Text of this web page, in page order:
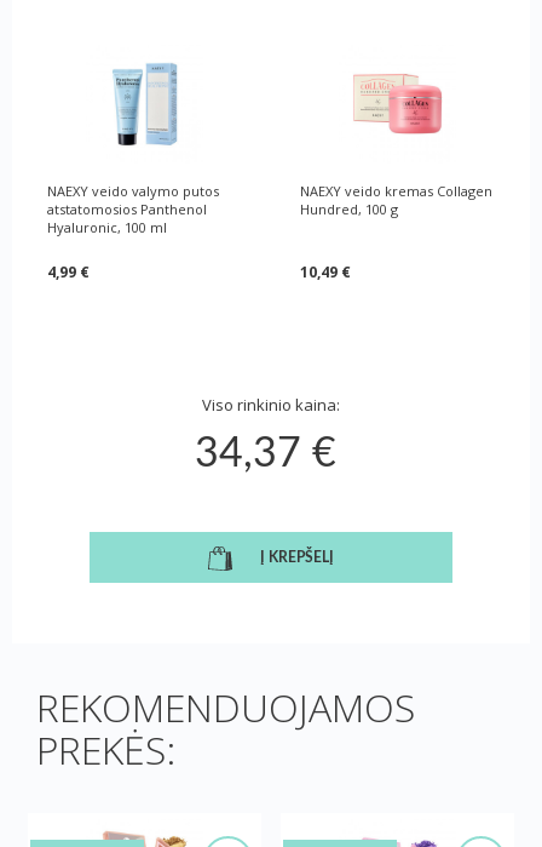
NAEXY veido valymo putos
atstatomosios Panthenol
Hyaluronic, 100 ml
4,99 €
NAEXY veido kremas Collagen
Hundred, 100 g
10,49 €
Viso rinkinio kaina:
34,37 €
Į KREPŠELĮ
REKOMENDUOJAMOS
PREKĖS: